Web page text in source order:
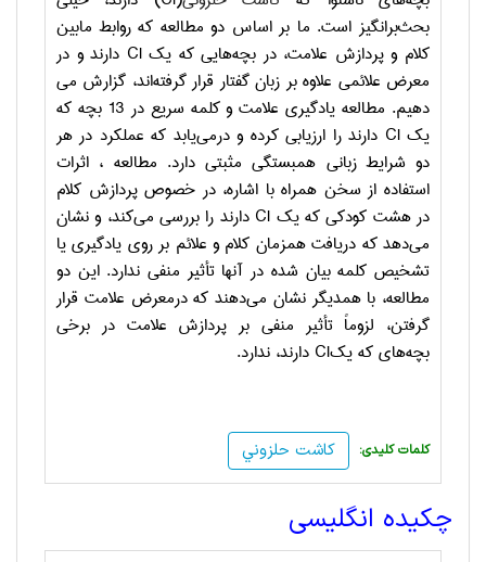
بحث‌برانگيز است. ما بر اساس دو مطالعه كه روابط مابين
كلام و پردازش علامت، در بچه‌هايي كه يكCI دارند و در
معرض علائمي علاوه بر زبان گفتار قرار گرفته‌اند، گزارش مي
دهيم. مطالعه يادگيري علامت و كلمه سريع در 13 بچه كه
يكCI دارند را ارزيابي كرده و درمي‌يابد كه عملكرد در هر
دو شرايط زباني همبستگي مثبتي دارد. مطالعه ، اثرات
استفاده از سخن همراه با اشاره، در خصوص پردازش كلام
در هشت كودكي كه يك CI دارند را بررسي مي‌كند،‌ و نشان
مي‌دهد كه دريافت همزمان كلام و علائم بر روي يادگيري يا
تشخيص كلمه بيان شده در آنها تأثير منفي ندارد. اين دو
مطالعه، با همديگر نشان مي‌دهند كه درمعرض علامت قرار
گرفتن، لزوماً تأثير منفي بر پردازش علامت در برخي
بچه‌هاي كه يكCI دارند، ندارد.
كاشت حلزوني :کلمات کلیدی
چکیده انگلیسی